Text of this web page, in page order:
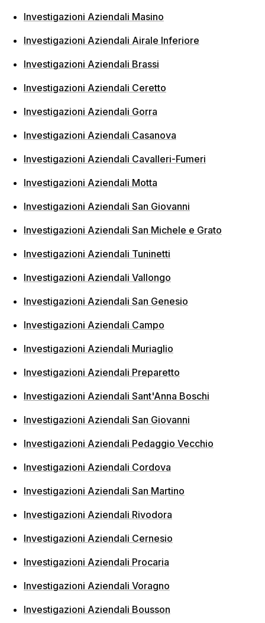
Investigazioni Aziendali Masino
Investigazioni Aziendali Airale Inferiore
Investigazioni Aziendali Brassi
Investigazioni Aziendali Ceretto
Investigazioni Aziendali Gorra
Investigazioni Aziendali Casanova
Investigazioni Aziendali Cavalleri-Fumeri
Investigazioni Aziendali Motta
Investigazioni Aziendali San Giovanni
Investigazioni Aziendali San Michele e Grato
Investigazioni Aziendali Tuninetti
Investigazioni Aziendali Vallongo
Investigazioni Aziendali San Genesio
Investigazioni Aziendali Campo
Investigazioni Aziendali Muriaglio
Investigazioni Aziendali Preparetto
Investigazioni Aziendali Sant'Anna Boschi
Investigazioni Aziendali San Giovanni
Investigazioni Aziendali Pedaggio Vecchio
Investigazioni Aziendali Cordova
Investigazioni Aziendali San Martino
Investigazioni Aziendali Rivodora
Investigazioni Aziendali Cernesio
Investigazioni Aziendali Procaria
Investigazioni Aziendali Voragno
Investigazioni Aziendali Bousson